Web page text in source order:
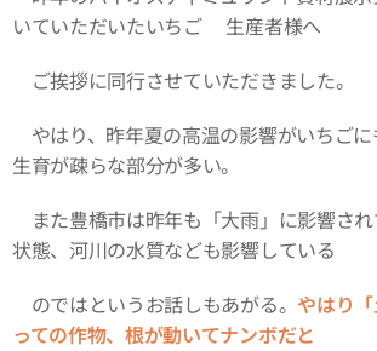
いていただいたいちご🍓生産者様へ
ご挨拶に同行させていただきました。
やはり、昨年夏の高温の影響がいちごに
生育が疎らな部分が多い。
また豊橋市は昨年も「大雨」に影響さ
状態、河川の水質なども影響している
のではというお話しもあがる。 やはり
っての作物、根が動いてナンボだと